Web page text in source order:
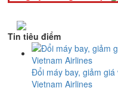
Tin tiêu điểm
Đổi máy bay, giảm giá
Vietnam Airlines